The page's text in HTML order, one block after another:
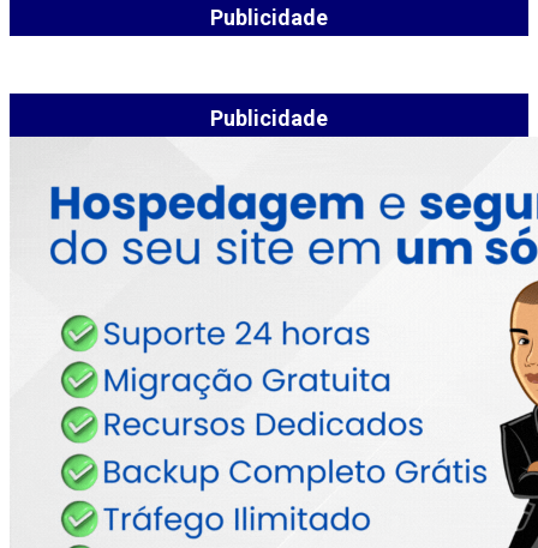
Publicidade
Publicidade